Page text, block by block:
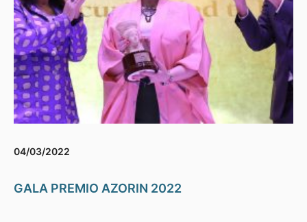
04/03/2022
GALA PREMIO AZORIN 2022